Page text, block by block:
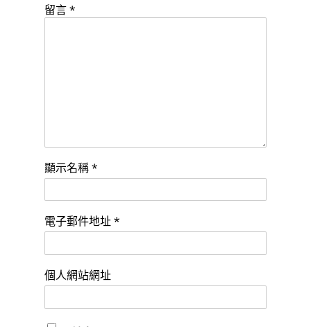
留言 *
顯示名稱 *
電子郵件地址 *
個人網站網址